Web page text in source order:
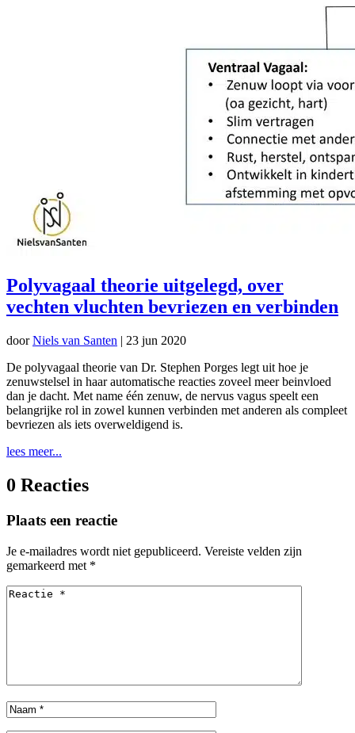
Polyvagaal theorie uitgelegd, over
vechten vluchten bevriezen en verbinden
doorNiels van Santen | 23 jun 2020
De polyvagaal theorie van Dr. Stephen Porges legt uit hoe je
zenuwstelsel in haar automatische reacties zoveel meer beinvloed
dan je dacht. Met name één zenuw, de nervus vagus speelt een
belangrijke rol in zowel kunnen verbinden met anderen als compleet
bevriezen als iets overweldigend is.
lees meer...
0 Reacties
Plaats een reactie
Je e-mailadres wordt niet gepubliceerd. Vereiste velden zijn
gemarkeerd met *